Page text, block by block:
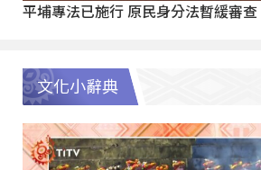
平埔專法已施行 原民身分法暫緩審查
文化小辭典